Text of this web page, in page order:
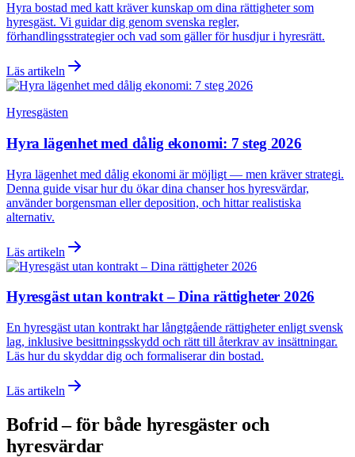
Hyra bostad med katt kräver kunskap om dina rättigheter som
hyresgäst. Vi guidar dig genom svenska regler,
förhandlingsstrategier och vad som gäller för husdjur i hyresrätt.
Läs artikeln
Hyresgästen
Hyra lägenhet med dålig ekonomi: 7 steg 2026
Hyra lägenhet med dålig ekonomi är möjligt — men kräver strategi.
Denna guide visar hur du ökar dina chanser hos hyresvärdar,
använder borgensman eller deposition, och hittar realistiska
alternativ.
Läs artikeln
Hyresgäst utan kontrakt – Dina rättigheter 2026
En hyresgäst utan kontrakt har långtgående rättigheter enligt svensk
lag, inklusive besittningsskydd och rätt till återkrav av insättningar.
Läs hur du skyddar dig och formaliserar din bostad.
Läs artikeln
Bofrid – för både hyresgäster och
hyresvärdar